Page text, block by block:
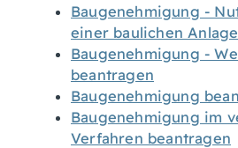
Baugenehmigung -
einer baulichen
Baugenehmigung -
beantragen
Baugenehmigung
Baugenehmigung im
Verfahren beantragen